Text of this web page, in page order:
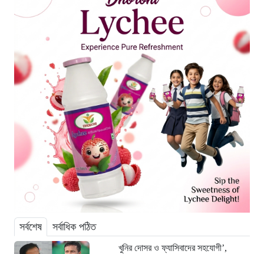
সর্বশেষ সর্বাধিক পঠিত
খুনির দোসর ও ফ্যাসিবাদের সহযোগী’,